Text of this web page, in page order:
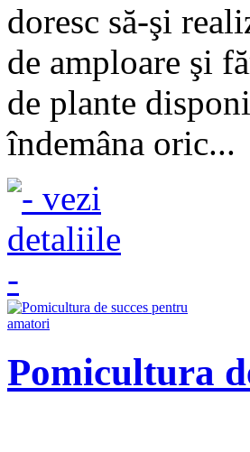
doresc să-şi
de amploare şi
de plante
îndemâna oric...
Pomicultura